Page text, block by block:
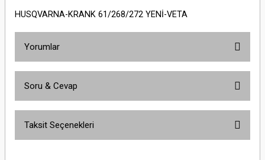
HUSQVARNA-KRANK 61/268/272 YENİ-VETA
Yorumlar
Soru & Cevap
Taksit Seçenekleri